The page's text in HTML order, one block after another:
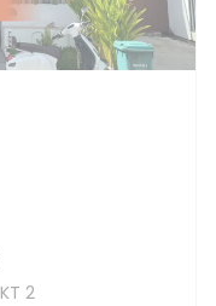
KT 2